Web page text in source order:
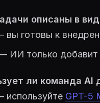
описаны в
готовы к
ИИ только добавит
ли команда
GPT-5